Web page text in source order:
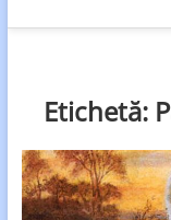
Etichetă: